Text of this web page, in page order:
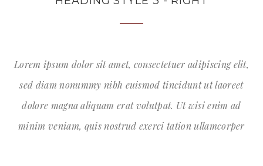
Lorem ipsum dolor sit amet, consectetuer adipiscing elit,
sed diam nonummy nibh euismod tincidunt ut laoreet
dolore magna aliquam erat volutpat. Ut wisi enim ad
minim veniam, quis nostrud exerci tation ullamcorper